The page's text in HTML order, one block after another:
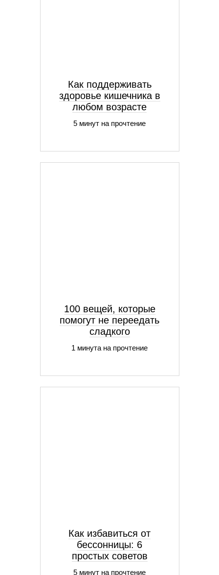
Как поддерживать
здоровье кишечника в
любом возрасте
5 минут на прочтение
100 вещей, которые
помогут не переедать
сладкого
1 минута на прочтение
Как избавиться от
бессонницы: 6
простых советов
5 минут на прочтение